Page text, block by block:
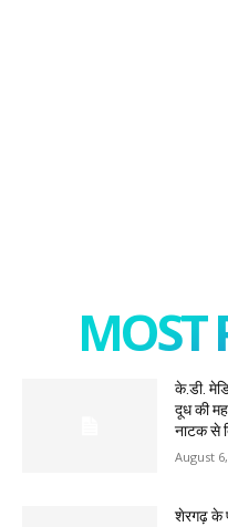
MOST
के.डी.
दूध की
नाटक से
August
शेरगढ़ के